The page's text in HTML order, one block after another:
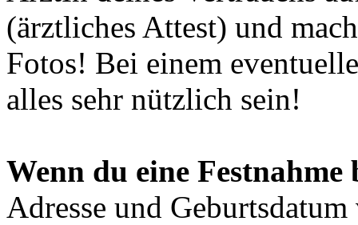
(ärztliches Attest) und
Fotos! Bei einem
alles sehr nützlich sein!
Wenn du eine Festnahme
Adresse und